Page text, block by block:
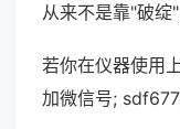
从来不是靠"破绽
若你在仪器使用
加微信号;